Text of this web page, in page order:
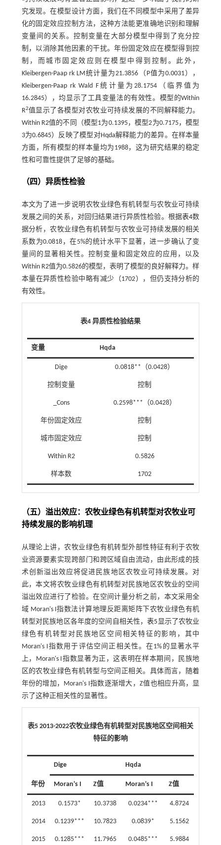
究发现。在模型设计方面，我们在不同模型中采用了差异
化的固定效应控制方法，这种方法能更准确地识别和理解
变量间的关系。控制变量在大部分模型中得到了充分控
制，以消除其他因素的干扰。年份固定效应在模型得到控
制，而城市固定效应则在模型中得到控制。此外，
Kleibergen-Paap rk LM统计量为21.3856（P值为0.0031），
Kleibergen-Paap rk Wald F统计量为28.1754（临界值为
16.2845），均显示了工具变量法的有效性。模型的Within
R2值显示了各模型对农牧业可持续发展的不同解释能力。
Within R2值的不同（模型1为0.1395，模型2为0.7175，模型
3为0.6845）反映了模型对Hqda解释能力的差异。在样本量
方面，所有模型的样本量均为1988，这为研究结果的稳定
性和可靠性提供了足够的基础。
（四）异质性检验
本文为了进一步说明农牧业绿色有机转型与农牧业可持续
发展之间的关系，对回归结果进行异质性检验。根据表4数
据分析，农牧业绿色有机转型与农牧业可持续发展的相关
系数为0.0818，在5%的统计水平下显著，进一步确认了变
量间的显著相关性。控制变量和固定效应的应用，以及
Within R2值为0.5826的模型，表明了模型的良好解释力。样
本量在异质性检验中略有减少（1702），但仍支持分析的
有效性。
表4 异质性检验结果
变量 Hqda
Dige 0.0818**（0.0428）
控制变量 控制
_Cons 0.2598***（0.0428）
年份固定效应 控制
城市固定效应 控制
Within R2 0.5826
样本数 1702
（五）溢出效应：农牧业绿色有机转型对农牧业可
持续发展的影响机理
从理论上讲，农牧业绿色有机转型外部性特征有利于农牧
业资源要素实现跨部门和跨区域自由流动，由此形成的技
术创新溢出效应将促进民族地区农牧业可持续发展。对
此，本文将农牧业绿色有机转型对民族地区农牧业的空间
溢出效应进行了检验。在空间计量分析之前，本文采用全
域 Moran's I指数法计算地理反距离矩阵下农牧业绿色有机
转型对民族地区各年度的空间自相关性，表5显示了农牧业
绿色有机转型对民族地区空间相关特征的影响，其中
Moran's I指数用于评估空间正相关性。在1%的显著水平
上，Moran's I指数显著为正，这表明在样本期间，民族地
区的农牧业绿色有机转型与空间正相关。具体而言，随着
年份的增加，Moran's I指数逐渐增大，Z值也相应升高，显
示了这种正相关性的显著性。
表5 2013-2022农牧业绿色有机转型对民族地区空间相关
特征的影响
年份
Dige Hqda
Moran's I Z值 Moran's I Z值
2013 0.1573* 10.3738 0.0234*** 4.8724
2014 0.1239*** 10.7823 0.0839* 5.1562
2015 0.1285*** 11.7965 0.0485*** 5.9884